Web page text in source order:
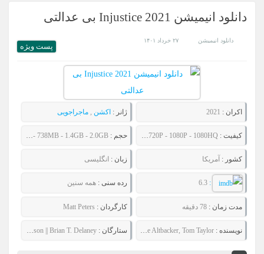
دانلود انیمیشن Injustice 2021 بی عدالتی
دانلود انیمیشن ۲۷ خرداد ۱۴۰۱
پست ويژه
اکران : 2021 ژانر : اکشن , ماجراجویی
کیفیت : 480P - 720P - 1080P - 1080HQ حجم : 519MB - 738MB - 1.4GB - 2.0GB
کشور : آمریکا زبان : انگلیسی
:
6.3 رده سنی : همه سنین
مدت زمان :78 دقیقه کارگردان : Matt Peters
نویسنده :Ernie Altbacker, Tom Taylor ستارگان : Laura Bailey || Zach Callison || Brian T. Delaney